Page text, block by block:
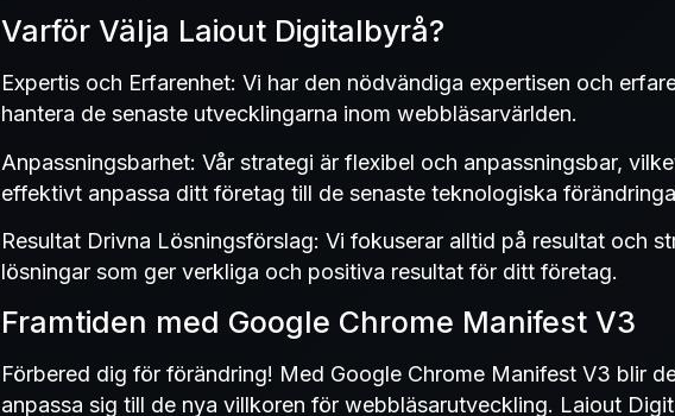
Varför Välja Laiout Digitalbyrå?
Expertis och Erfarenhet: Vi har den nödvändiga expertisen och
hantera de senaste utvecklingarna inom webbläsarvärlden.
Anpassningsbarhet: Vår strategi är flexibel och anpassningsbar,
effektivt anpassa ditt företag till de senaste teknologiska
Resultat Drivna Lösningsförslag: Vi fokuserar alltid på resultat och
lösningar som ger verkliga och positiva resultat för ditt företag.
Framtiden med Google Chrome Manifest V3
Förbered dig för förändring! Med Google Chrome Manifest V3 blir
anpassa sig till de nya villkoren för webbläsarutveckling. Laiout